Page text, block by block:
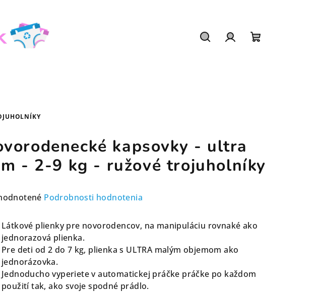
kapsovky - ultra
- 2-9 kg - ružové trojuholníky
Podrobnosti hodnotenia
Látkové plienky pre novorodencov, na manipuláciu rovnaké ako
jednorazová plienka.
Pre deti od 2 do 7 kg, plienka s ULTRA malým objemom ako
jednorázovka.
Jednoducho vyperiete v automatickej práčke práčke po každom
použití tak, ako svoje spodné prádlo.